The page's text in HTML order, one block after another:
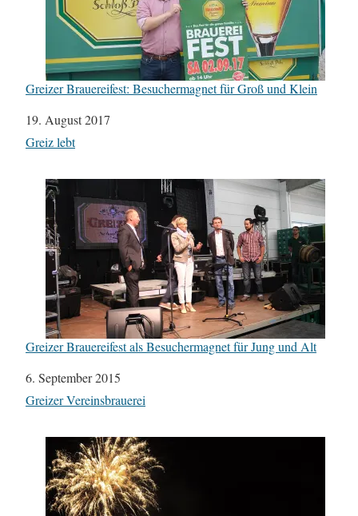
Greizer Brauereifest: Besuchermagnet für Groß und Klein
Datum
19. August 2017
In Bezug auf
Greiz lebt
Greizer Brauereifest als Besuchermagnet für Jung und Alt
Datum
6. September 2015
In Bezug auf
Greizer Vereinsbrauerei